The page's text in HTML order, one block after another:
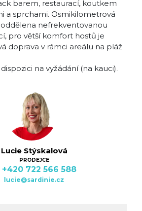
barem, restaurací, koutkem
a sprchami. Osmikilometrová
nefrekventovanou
pro větší komfort hostů je
doprava v rámci areálu na pláž
na vyžádání (na kauci).
Lucie Stýskalová
PRODEJCE
+420 722 566 588
lucie@sardinie.cz